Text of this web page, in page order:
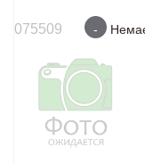
075509 -